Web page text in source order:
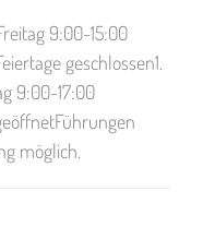
9:00-15:00
geschlossen1.
9:00-17:00
möglich.